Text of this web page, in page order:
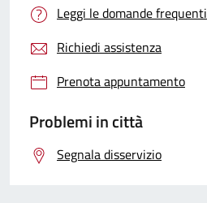
Leggi le domande frequenti
Richiedi assistenza
Prenota appuntamento
Problemi in città
Segnala disservizio